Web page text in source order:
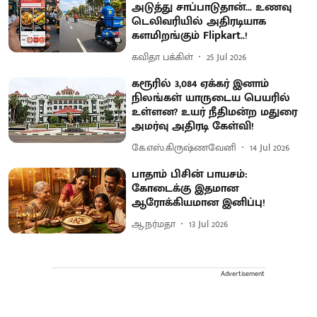
அடுத்து சாப்பாடுதான்... உணவு
டெலிவரியில் அதிரடியாக
களமிறங்கும் Flipkart..!
கவிதா பக்கிள் 25 Jul 2026
கரூரில் 3,084 ஏக்கர் இனாம்
நிலங்கள் யாருடைய பெயரில்
உள்ளன? உயர் நீதிமன்ற மதுரை
அமர்வு அதிரடி கேள்வி!
கே.எஸ்.கிருஷ்ணவேனி 14 Jul 2026
பாதாம் பிசின் பாயசம்:
கோடைக்கு இதமான
ஆரோக்கியமான இனிப்பு!
ஆ.நர்மதா 13 Jul 2026
Advertisement